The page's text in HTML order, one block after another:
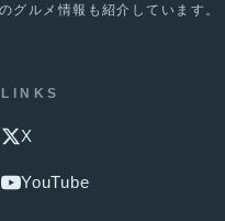
グルメ情報も紹介しています。
LINKS
X
YouTube